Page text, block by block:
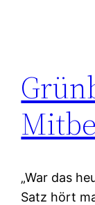
„War das
Satz hört